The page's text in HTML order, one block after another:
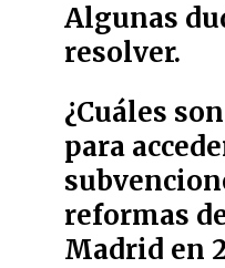
Algunas
resolver.
¿Cuáles
para
reformas
Madrid en